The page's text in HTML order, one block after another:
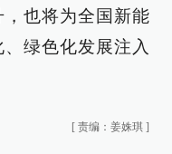
也将为全国新能
绿色化发展注入
[ 责编：姜姝琪 ]